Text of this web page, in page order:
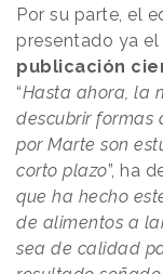
Por su parte, el
presentado ya
publicación
“Hasta ahora, la
descubrir formas
por Marte son
corto plazo”, ha
que ha hecho
de alimentos a
sea de calidad